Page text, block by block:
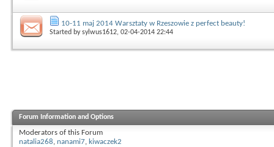
10-11 maj 2014 Warsztaty w Rzeszowie z perfect beauty!
Started bysylwus1612, 02-04-2014 22:44
Forum Information and Options
Moderators of this Forum
natalia268, nanami7, kiwaczek2